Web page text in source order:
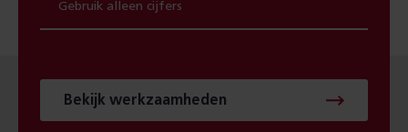
Bekijk werkzaamheden